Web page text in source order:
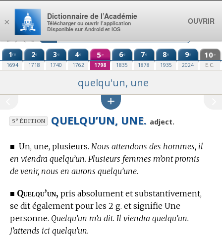
Aller au contenu
1re
1694
2e
1718
3e
1740
4e
1762
5e
1798
6e
1835
7e
1878
8e
1935
9e
2024
10e
E.C.
quelqu'un, une
5eÉDITION QUELQU’UN, UNE. adject.
■ Un, une, plusieurs. Nous attendons des hommes, il
en viendra quelqu’un. Plusieurs femmes m’ont promis
de venir, nous en aurons quelqu’une.
■ Quelqu’un, pris absolument et substantivement,
se dit également pour les 2 g. et signifie Une
personne. Quelqu’un m’a dit. Il viendra quelqu’un.
J’attends ici quelqu’un.
×
Dictionnaire de l’Académie
Télécharger ou ouvrir l’application
Disponible sur Android et iOS
OUVRIR